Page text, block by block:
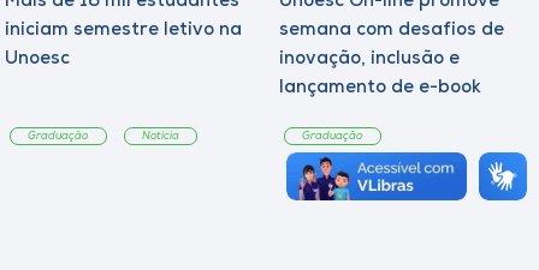
iniciam semestre letivo na
Unoesc
Graduação Notícia
semana com desafios de
inovação, inclusão e
lançamento de e-book
Graduação